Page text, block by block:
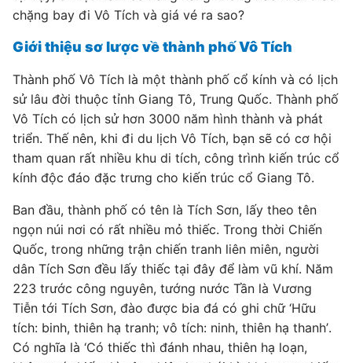
chặng bay đi Vô Tích và giá vé ra sao?
Giới thiệu sơ lược về thành phố Vô Tích
Thành phố Vô Tích là một thành phố cổ kính và có lịch
sử lâu đời thuộc tỉnh Giang Tô, Trung Quốc. Thành phố
Vô Tích có lịch sử hơn 3000 năm hình thành và phát
triển. Thế nên, khi đi du lịch Vô Tích, bạn sẽ có cơ hội
tham quan rất nhiều khu di tích, công trình kiến trúc cổ
kính độc đáo đặc trưng cho kiến trúc cổ Giang Tô.
Ban đầu, thành phố có tên là Tích Sơn, lấy theo tên
ngọn núi nơi có rất nhiều mỏ thiếc. Trong thời Chiến
Quốc, trong những trận chiến tranh liên miên, người
dân Tích Sơn đều lấy thiếc tại đây để làm vũ khí. Năm
223 trước công nguyên, tướng nước Tần là Vương
Tiễn tới Tích Sơn, đào được bia đá có ghi chữ ‘Hữu
tích: binh, thiên hạ tranh; vô tích: ninh, thiên hạ thanh’.
Có nghĩa là ‘Có thiếc thì đánh nhau, thiên hạ loạn,